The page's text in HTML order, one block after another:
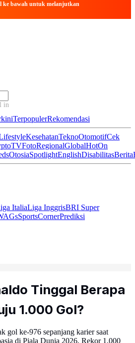
ke bawah untuk melanjutkan
ini...
TerpopulerRekomendasi
KesehatanTeknoOtomotifCek
TVFotoRegionalGlobalHotOn
OtosiaSpotlightEnglishDisabilitasBerita
ItaliaLiga InggrisBRI Super
SportsCornerPrediksi
Tinggal Berapa
1.000 Gol?
gol ke-976 sepanjang karier saat
di Piala Dunia 2026. Rekor 1.000